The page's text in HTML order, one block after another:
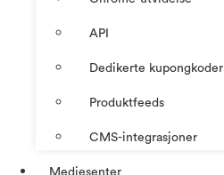
API
Dedikerte kupongkoder
Produktfeeds
CMS-integrasjoner
Mediesenter